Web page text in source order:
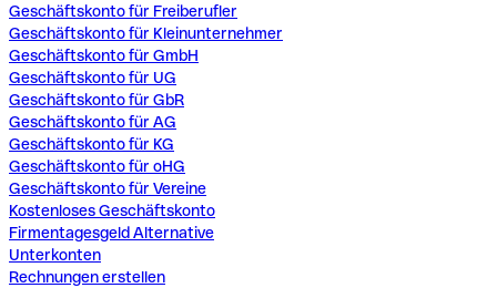
Geschäftskonto für Freiberufler
Geschäftskonto für Kleinunternehmer
Geschäftskonto für GmbH
Geschäftskonto für UG
Geschäftskonto für GbR
Geschäftskonto für AG
Geschäftskonto für KG
Geschäftskonto für oHG
Geschäftskonto für Vereine
Kostenloses Geschäftskonto
Firmentagesgeld Alternative
Unterkonten
Rechnungen erstellen